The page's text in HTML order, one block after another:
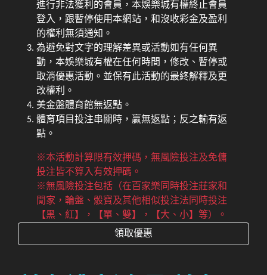
進行非法獲利的會員，本娛樂城有權終止會員
登入，跟暫停使用本網站，和沒收彩金及盈利
的權利無須通知。
為避免對文字的理解差異或活動如有任何異
動，本娛樂城有權在任何時間，修改、暫停或
取消優惠活動。並保有此活動的最終解釋及更
改權利。
美金盤體育館無返點。
體育項目投注串關時，贏無返點；反之輸有返
點。
※本活動計算限有效押碼，無風險投注及免傭
投注皆不算入有效押碼。
※無風險投注包括（在百家樂同時投注莊家和
閒家，輪盤、骰寶及其他相似投注法同時投注
【黑、紅】，【單、雙】，【大、小】等）。
領取優惠